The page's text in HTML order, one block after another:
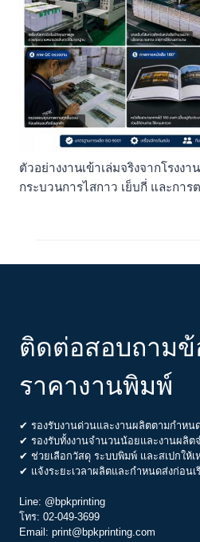
ตัวอย่างงานเข้าเล่มจริงจากโรงงา
กระบวนการไสกาว เย็บกี่ และกา
ติดต่อสอบถามข้
ราคางานพิมพ์
✔ รองรับงานด่วนและงานผลิตตามกำหน
✔ รองรับทั้งงานจำนวนน้อยและงานผลิต
✔ ช่วยเลือกวัสดุ ระบบพิมพ์ และสเปกให้
✔ แจ้งระยะเวลาผลิตและกำหนดส่งก่อนเ
Line: @bpkprinting
โทร: 02-049-3699
Email: print@bpkprinting.com